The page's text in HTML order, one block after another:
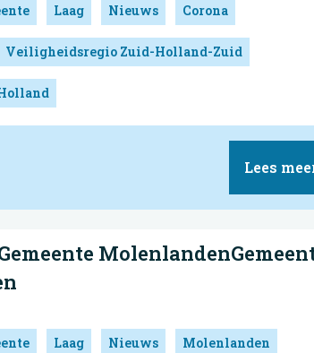
Laag Nieuws Corona
Veiligheidsregio Zuid-Holland-Zuid
Lees
Laag Nieuws Molenlanden